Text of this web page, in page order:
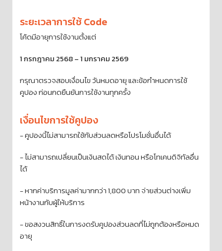
ระยะเวลาการใช้ Code
โค้ดมีอายุการใช้งานตั้งแต่
1 กรกฎาคม 2568 – 1 มกราคม 2569
กรุณาตรวจสอบเงื่อนไข วันหมดอายุ และข้อกำหนดการใช้
คูปอง ก่อนกดยืนยันการใช้งานทุกครั้ง
เงื่อนไขการใช้คูปอง
- คูปองนี้ไม่สามารถใช้กับส่วนลดหรือโปรโมชั่นอื่นได้
- ไม่สามารถเปลี่ยนเป็นเงินสดได้ เงินทอน หรือโทเคนดิจิทัลอื่น
ได้
- หากค่าบริการมูลค่ามากกว่า 1,800 บาท จ่ายส่วนต่างเพิ่ม
หน้างานกับผู้ให้บริการ
- ขอสงวนสิทธิ์ในการงดรับคูปองส่วนลดที่ไม่ถูกต้องหรือหมด
อายุ